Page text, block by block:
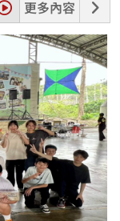
播
放
更多內容
下
一
張